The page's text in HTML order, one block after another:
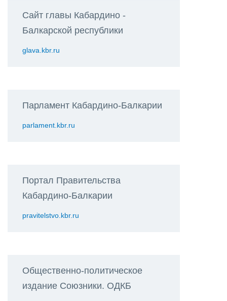
Сайт главы Кабардино -
Балкарской республики
glava.kbr.ru
Парламент Кабардино-Балкарии
parlament.kbr.ru
Портал Правительства
Кабардино-Балкарии
pravitelstvo.kbr.ru
Общественно-политическое
издание Союзники. ОДКБ